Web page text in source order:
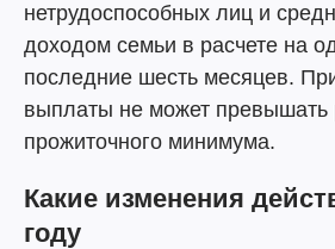
нетрудоспособных лиц и
доходом семьи в расчете на
последние шесть месяцев.
выплаты не может превышать
прожиточного минимума.
Какие изменения
году